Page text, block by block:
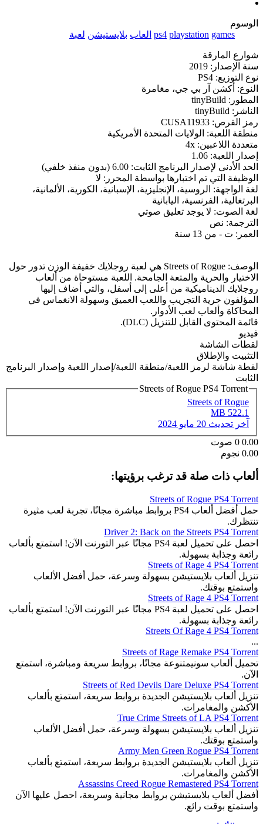
الوسوم
games
playstation
ps4 العاب بلايستيشن لعبة
شوارع المارقة
سنة الإصدار: 2019
نوع التوزيع: PS4
النوع: أكشن آر بي جي، مغامرة
المطور: tinyBuild
الناشر: tinyBuild
رمز القرص: CUSA11933
منطقة اللعبة: الولايات المتحدة الأمريكية
متعددة اللاعبين: 4x
إصدار اللعبة: 1.06
الحد الأدنى لإصدار البرنامج الثابت: 6.00 (بدون منفذ خلفي)
الوظيفة التي تم اختبارها بواسطة المحرر: لا
لغة الواجهة: الروسية، الإنجليزية، الإسبانية، الكورية، الألمانية،
البرتغالية، الفرنسية، اليابانية
لغة الصوت: لا يوجد تعليق صوتي
الترجمة: نص
العمر: ت - من 13 سنة
الوصف: Streets of Rogue هي لعبة روجلايك خفيفة الوزن تدور حول
الاختيار والحرية والمتعة الجامحة. اللعبة مستوحاة من ألعاب
روجلايك الديناميكية من أعلى إلى أسفل، والتي أضاف إليها
المؤلفون حرية التجريب واللعب العميق وسهولة الانغماس في
المحاكاة وألعاب لعب الأدوار.
قائمة المحتوى القابل للتنزيل (DLC).
فيديو
لقطات الشاشة
التثبيت والإطلاق
لقطة شاشة لرمز اللعبة/منطقة اللعبة/إصدار اللعبة وإصدار البرنامج
الثابت
Streets of Rogue PS4 Torrent
Streets of Rogue
522.1 MB
آخر تحديث 20 مايو 2024
0.00
0 صوت
0.00 نجوم
ألعاب ذات صلة قد ترغب برؤيتها:
Streets of Rogue PS4 Torrent
حمل أفضل ألعاب PS4 بروابط مباشرة مجانًا، تجربة لعب مثيرة
تنتظرك.
Driver 2: Back on the Streets PS4 Torrent
احصل على تحميل لعبة PS4 مجانًا عبر التورنت الآن! استمتع بألعاب
رائعة وجذابة بسهولة.
Streets of Rage 4 PS4 Torrent
تنزيل ألعاب بلايستيشن بسهولة وسرعة، حمل أفضل الألعاب
واستمتع بوقتك.
Streets of Rage 4 PS4 Torrent
احصل على تحميل لعبة PS4 مجانًا عبر التورنت الآن! استمتع بألعاب
رائعة وجذابة بسهولة.
Streets Of Rage 4 PS4 Torrent
...
Streets of Rage Remake PS4 Torrent
تحميل ألعاب سونيمتنوعة مجانًا، بروابط سريعة ومباشرة، استمتع
الآن.
Streets of Red Devils Dare Deluxe PS4 Torrent
تنزيل ألعاب بلايستيشن الجديدة بروابط سريعة، استمتع بألعاب
الأكشن والمغامرات.
True Crime Streets of LA PS4 Torrent
تنزيل ألعاب بلايستيشن بسهولة وسرعة، حمل أفضل الألعاب
واستمتع بوقتك.
Army Men Green Rogue PS4 Torrent
تنزيل ألعاب بلايستيشن الجديدة بروابط سريعة، استمتع بألعاب
الأكشن والمغامرات.
Assassins Creed Rogue Remastered PS4 Torrent
أفضل ألعاب بلايستيشن بروابط مجانية وسريعة، احصل عليها الآن
واستمتع بوقت رائع.